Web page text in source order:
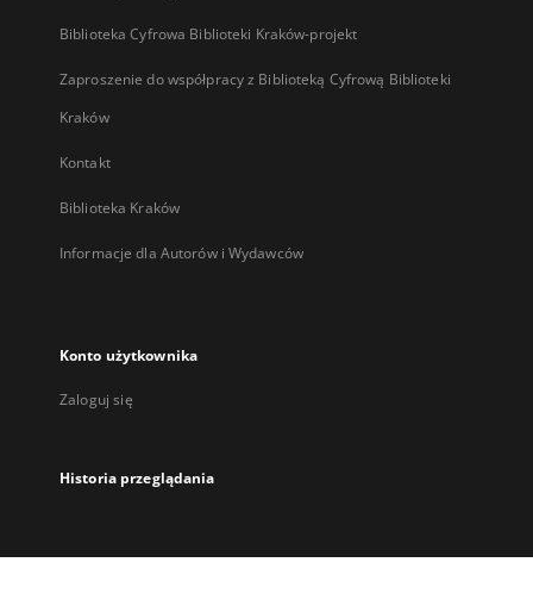
Biblioteka Cyfrowa Biblioteki Kraków-projekt
Zaproszenie do współpracy z Biblioteką Cyfrową Biblioteki
Kraków
Kontakt
Biblioteka Kraków
Informacje dla Autorów i Wydawców
Konto użytkownika
Zaloguj się
Historia przeglądania